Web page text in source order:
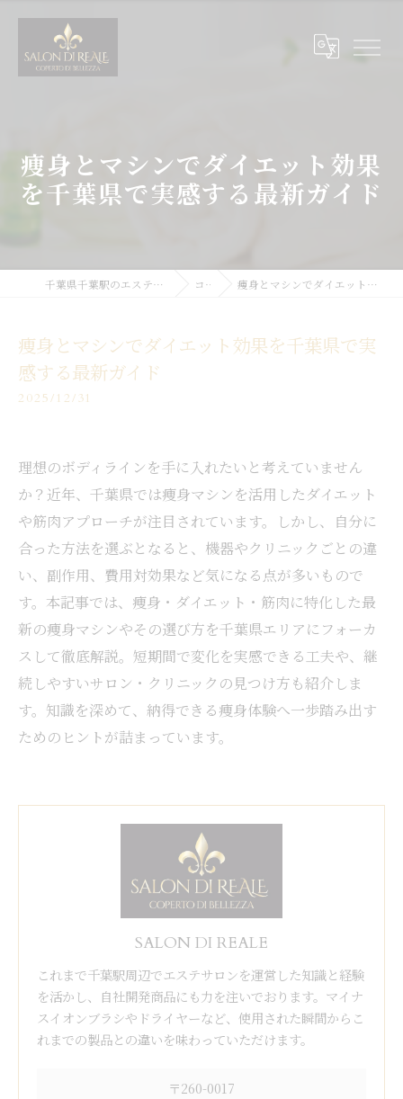
痩身とマシンでダイエット効果
を千葉県で実感する最新ガイド
千葉県千葉駅のエステサロンならSALON DI REALE コラム 痩身とマシンでダイエット効果を千葉県で実感する最新ガイド
痩身とマシンでダイエット効果を千葉県で実
感する最新ガイド
2025/12/31
理想のボディラインを手に入れたいと考えていません
か？近年、千葉県では痩身マシンを活用したダイエット
や筋肉アプローチが注目されています。しかし、自分に
合った方法を選ぶとなると、機器やクリニックごとの違
い、副作用、費用対効果など気になる点が多いもので
す。本記事では、痩身・ダイエット・筋肉に特化した最
新の痩身マシンやその選び方を千葉県エリアにフォーカ
スして徹底解説。短期間で変化を実感できる工夫や、継
続しやすいサロン・クリニックの見つけ方も紹介しま
す。知識を深めて、納得できる痩身体験へ一歩踏み出す
ためのヒントが詰まっています。
SALON DI REALE
これまで千葉駅周辺でエステサロンを運営した知識と経験
を活かし、自社開発商品にも力を注いでおります。マイナ
スイオンブラシやドライヤーなど、使用された瞬間からこ
れまでの製品との違いを味わっていただけます。
〒260-0017